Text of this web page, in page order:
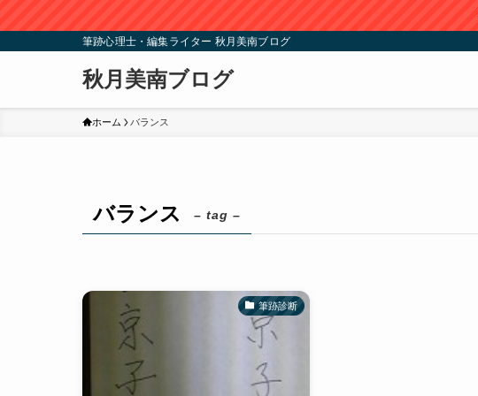
筆跡心理士・編集ライター 秋月美南ブログ
秋月美南ブログ
ホーム バランス
バランス – tag –
筆跡診断